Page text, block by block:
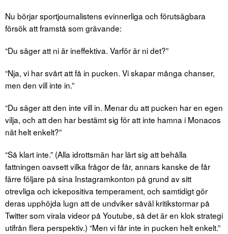
Nu börjar sportjournalistens evinnerliga och förutsägbara
försök att framstå som grävande:
“Du säger att ni är ineffektiva. Varför är ni det?”
“Nja, vi har svårt att få in pucken. Vi skapar många chanser,
men den vill inte in.”
“Du säger att den inte vill in. Menar du att pucken har en egen
vilja, och att den har bestämt sig för att inte hamna i Monacos
nät helt enkelt?”
“Så klart inte.” (Alla idrottsmän har lärt sig att behålla
fattningen oavsett vilka frågor de får, annars kanske de får
färre följare på sina Instagramkonton på grund av sitt
otrevliga och ickepositiva temperament, och samtidigt gör
deras upphöjda lugn att de undviker såväl kritikstormar på
Twitter som virala videor på Youtube, så det är en klok strategi
utifrån flera perspektiv.) “Men vi får inte in pucken helt enkelt.”